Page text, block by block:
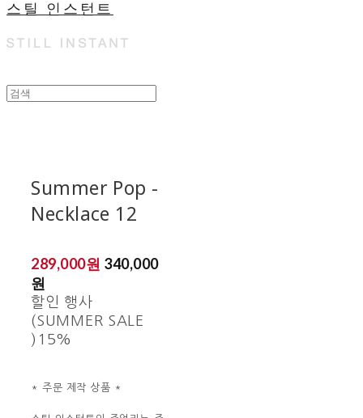
스틸 인스턴트
Summer Pop -
Necklace 12
289,000원 340,000
원
할인 행사
(SUMMER SALE
) 15%
* 주문 제작 상품 *